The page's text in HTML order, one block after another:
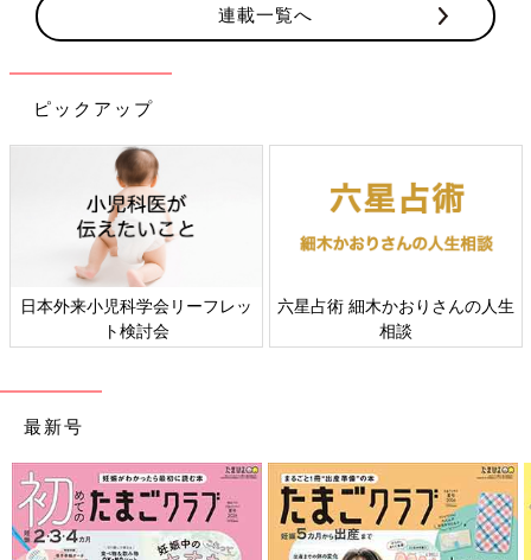
連載一覧へ
ピックアップ
日本外来小児科学会リーフレッ
ト検討会
六星占術 細木かおりさんの人生
相談
最新号